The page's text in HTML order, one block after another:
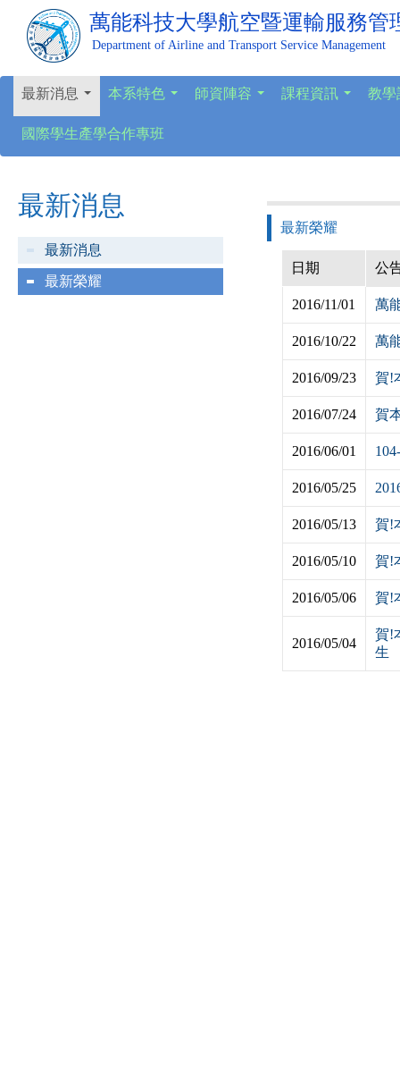
萬能科技大學航空暨運輸服務管
Department of Airline and Transport Service Management
最新消息 本系特色 師資陣容 課程資訊 教學
國際學生產學合作專班
最新消息
最新消息
最新榮耀
最新榮耀
日期 公
2016/11/01 萬
2016/10/22 萬
2016/09/23 賀!
2016/07/24 賀
2016/06/01
2016/05/25
2016/05/13 賀!
2016/05/10 賀!
2016/05/06 賀!
2016/05/04
賀!
生